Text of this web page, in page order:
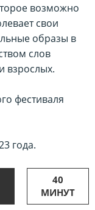
возможно
свои
образы в
слов
взрослых.
фестиваля
года.
40
МИНУТ